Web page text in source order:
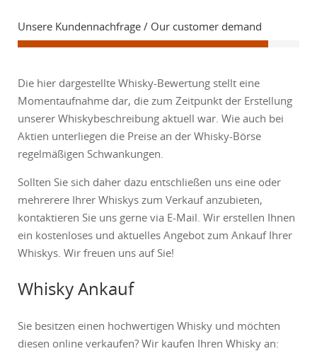
Unsere Kundennachfrage / Our customer demand
Die hier dargestellte Whisky-Bewertung stellt eine
Momentaufnahme dar, die zum Zeitpunkt der Erstellung
unserer Whiskybeschreibung aktuell war. Wie auch bei
Aktien unterliegen die Preise an der Whisky-Börse
regelmäßigen Schwankungen.
Sollten Sie sich daher dazu entschließen uns eine oder
mehrerere Ihrer Whiskys zum Verkauf anzubieten,
kontaktieren Sie uns gerne via E-Mail. Wir erstellen Ihnen
ein kostenloses und aktuelles Angebot zum Ankauf Ihrer
Whiskys. Wir freuen uns auf Sie!
Whisky Ankauf
Sie besitzen einen hochwertigen Whisky und möchten
diesen online verkaufen? Wir kaufen Ihren Whisky an: